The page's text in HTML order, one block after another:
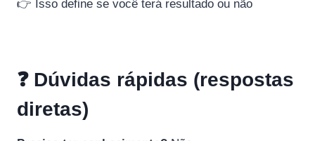
👉 Isso define se você terá resultado ou não
❓ Dúvidas rápidas (respostas
diretas)